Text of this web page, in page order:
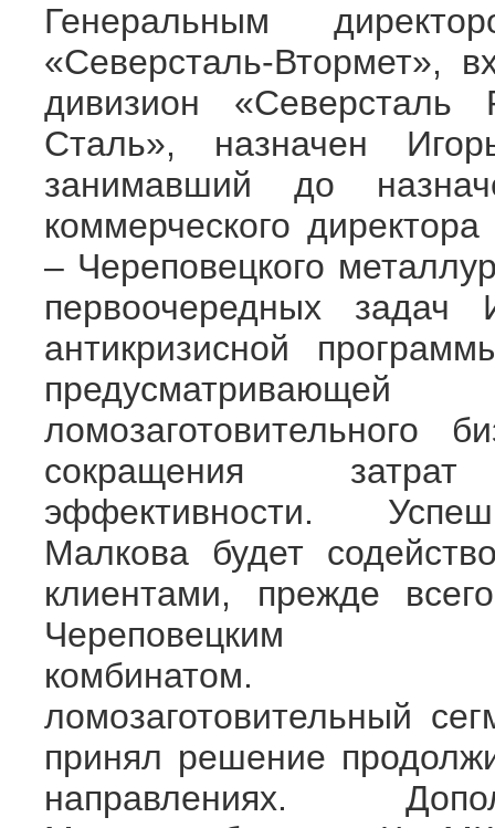
Генеральным
«Северсталь-Втормет»,
дивизион «Северсталь
Сталь», назначен
занимавший до
коммерческого
– Череповецкого
первоочередных
антикризисной
ломозаготовительного
сокращения
эффективности.
Малкова будет
клиентами, прежде
Череповецким
комбинатом.
ломозаготовительный
принял решение
направлениях.